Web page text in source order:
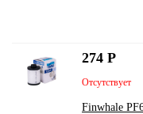
Отсутствует
Finwhale
274 Р